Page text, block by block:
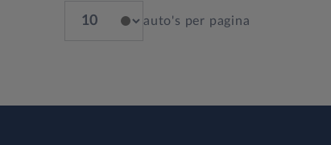
auto's per pagina